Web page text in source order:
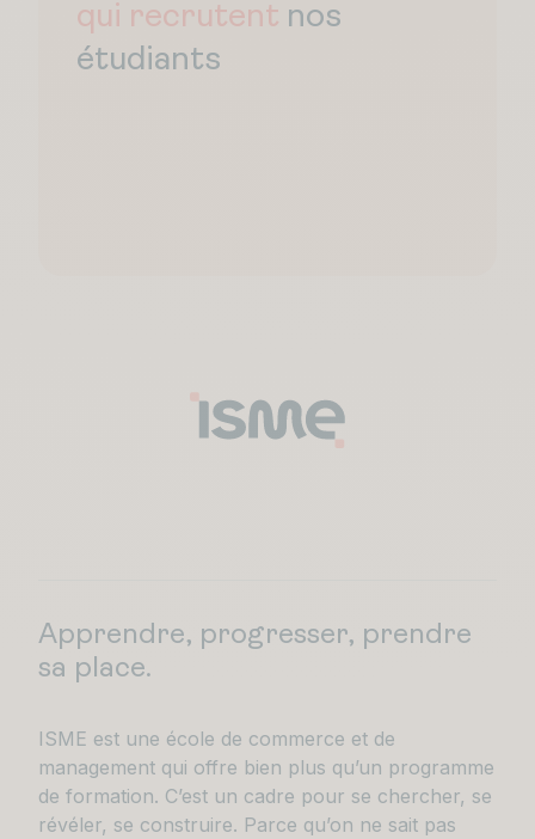
qui recrutent nos
étudiants
Apprendre, progresser, prendre
sa place.
ISME est une école de commerce et de
management qui offre bien plus qu’un programme
de formation. C’est un cadre pour se chercher, se
révéler, se construire. Parce qu’on ne sait pas